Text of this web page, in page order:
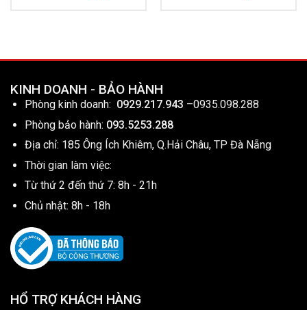
KINH DOANH - BẢO HÀNH
Phòng kinh doanh: 0929.217.943 –0935.098.288
Phòng bảo hành: 093.5253.288
Địa chỉ: 185 Ông Ích Khiêm, Q.Hải Châu, TP Đà Nẵng
Thời gian làm việc:
Từ thứ 2 đến thứ 7: 8h - 21h
Chủ nhật: 8h - 18h
HỔ TRỢ KHÁCH HÀNG